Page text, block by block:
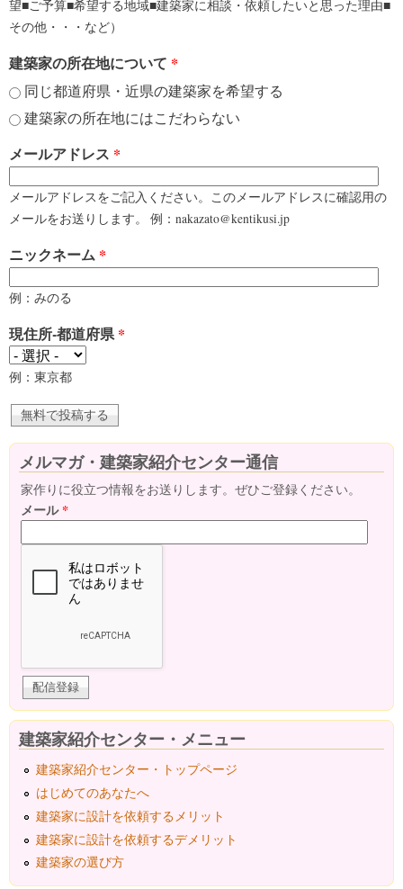
望■ご予算■希望する地域■建築家に相談・依頼したいと思った理由■
その他・・・など）
建築家の所在地について *
同じ都道府県・近県の建築家を希望する
建築家の所在地にはこだわらない
メールアドレス *
メールアドレスをご記入ください。このメールアドレスに確認用の
メールをお送りします。 例：nakazato@kentikusi.jp
ニックネーム *
例：みのる
現住所-都道府県*
例：東京都
メルマガ・建築家紹介センター通信
家作りに役立つ情報をお送りします。ぜひご登録ください。
メール*
建築家紹介センター・メニュー
建築家紹介センター・トップページ
はじめてのあなたへ
建築家に設計を依頼するメリット
建築家に設計を依頼するデメリット
建築家の選び方